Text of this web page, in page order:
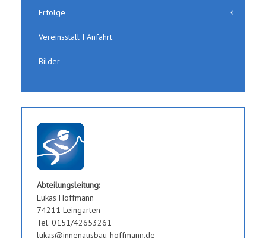
Erfolge
Vereinsstall I Anfahrt
Bilder
Abteilungsleitung:
Lukas Hoffmann
74211 Leingarten
Tel. 0151/42653261
lukas@innenausbau-hoffmann.de